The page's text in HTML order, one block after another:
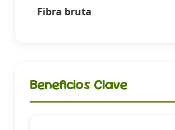
Fibra bruta
Beneficios Clave